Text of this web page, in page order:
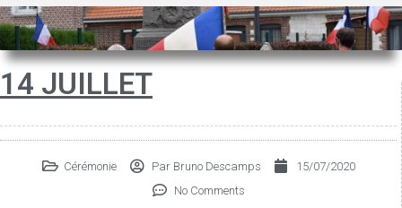
14 JUILLET
Cérémonie ParBruno Descamps
15/07/2020
No Comments